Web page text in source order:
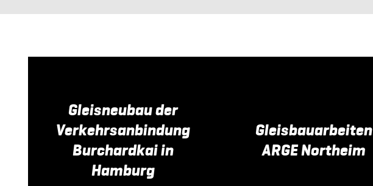
Gleisneubau der
Verkehrsanbindung
Burchardkai in
Hamburg
Gleisbauarbeiten
ARGE Northeim